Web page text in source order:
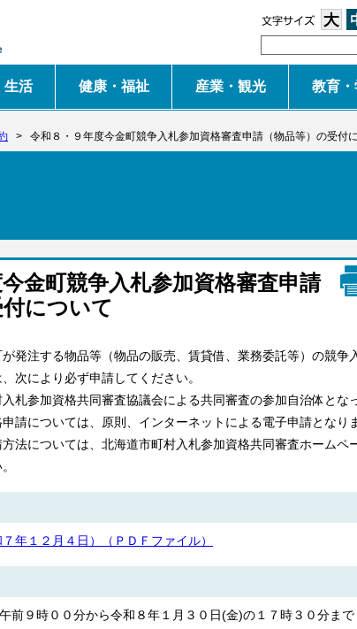
大
生活 健康・福祉 産業・観光 教育
> 令和８・９年度今金町競争入札参加資格審査申請（物品等）の受付
金町競争入札参加資格審査申請
付について
発注する物品等（物品の販売、賃貸借、業務委託等）の競争
次により必ず申請してください。
札参加資格共同審査協議会による共同審査の参加自治体とな
請については、原則、インターネットによる電子申請となり
法については、北海道市町村入札参加資格共同審査ホームペ
年１２月４日）（ＰＤＦファイル）
前９時００分から令和８年１月３０日(金)の１７時３０分まで